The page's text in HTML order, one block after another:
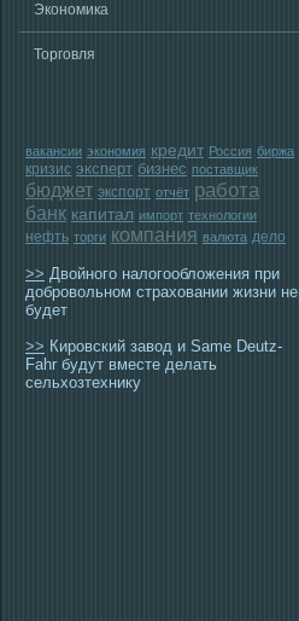
Экономика
Торговля
вакансии экономия кредит Россия биржа
кризис эксперт бизнес поставщик
бюджет экспорт отчёт работа
банк капитал импорт технологии
нефть торги компания валюта дело
>> Двойного налогообложения при
добровольном страховании жизни не
будет
>> Кировский завод и Same Deutz-
Fahr будут вместе делать
сельхозтехнику